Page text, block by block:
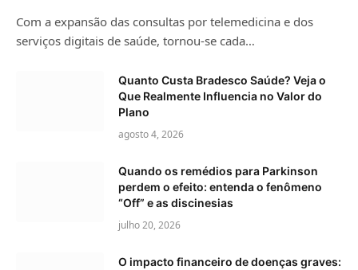
Com a expansão das consultas por telemedicina e dos
serviços digitais de saúde, tornou-se cada…
Quanto Custa Bradesco Saúde? Veja o
Que Realmente Influencia no Valor do
Plano
agosto 4, 2026
Quando os remédios para Parkinson
perdem o efeito: entenda o fenômeno
“Off” e as discinesias
julho 20, 2026
O impacto financeiro de doenças graves: